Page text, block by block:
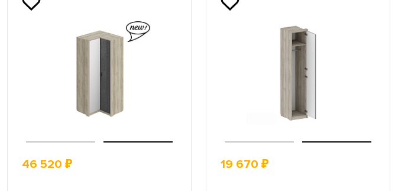
46 520 ₽ 19 670 ₽